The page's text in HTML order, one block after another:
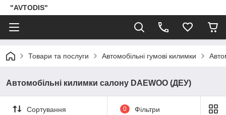
"AVTODIS"
Товари та послуги Автомобільні гумові килимки
Автомобільні килимки салону DAEWOO (ДЕУ)
Сортування 0 Фільтри